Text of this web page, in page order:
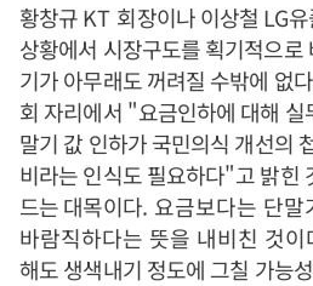
황창규KT 회장이나 이상철 LG
상황에서 시장구도를 획기적으
기가 아무래도 꺼려질 수밖에 없다
회 자리에서 "요금인하에 대해
말기 값 인하가 국민의식 개선의
비라는 인식도 필요하다"고 밝힌
드는 대목이다. 요금보다는 단말
바람직하다는 뜻을 내비친 것이
해도 생색내기 정도에 그칠 가능